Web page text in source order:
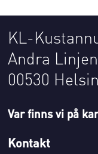
KL-
Andra
00530
Var finns vi på
Kontakt